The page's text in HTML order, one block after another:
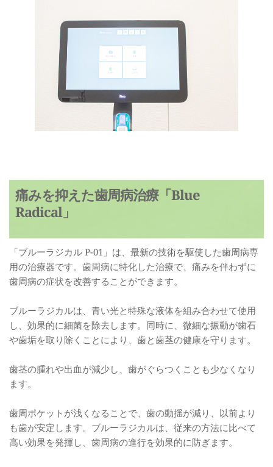
痛みを抑えた歯周病治療「Blue
Radical」
「ブルーラジカル P-01」は、最新の技術を駆使した歯周病専
用の治療器です。歯周病に特化した治療で、痛みを伴わずに
歯周病の症状を改善することができます。
ブルーラジカルは、青い光と特殊な液体を組み合わせて使用
し、効果的に細菌を除去します。同時に、微細な振動が歯石
や歯垢を取り除くことにより、歯と歯茎の健康を守ります。
歯茎の腫れや出血が減少し、歯がぐらつくことも少なくなり
ます。
歯周ポケットが浅くなることで、歯の動揺が減り、以前より
も歯が安定します。ブルーラジカルは、従来の方法に比べて
高い効果を発揮し、歯周病の進行を効果的に防ぎます。